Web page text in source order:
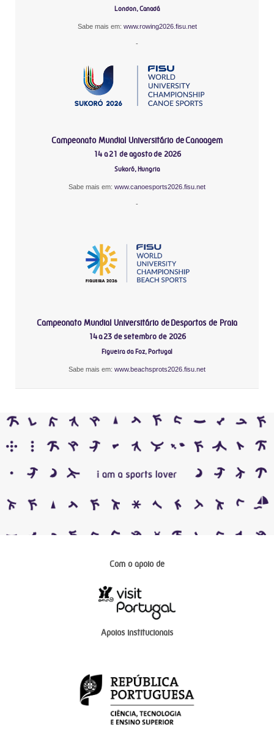
London, Canadá
Sabe mais em: www.rowing2026.fisu.net
-
Campeonato Mundial Universitário de Canoagem
14 a 21 de agosto de 2026
Sukoró, Hungria
Sabe mais em: www.canoesports2026.fisu.net
-
Campeonato Mundial Universitário de Desportos de Praia
14 a 23 de setembro de 2026
Figueira da Foz, Portugal
Sabe mais em: www.beachsprots2026.fisu.net
Com o apoio de
Apoios institucionais